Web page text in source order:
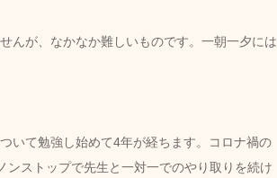
んが、なかなか難しいものです。一朝一夕には
いて勉強し始めて4年が経ちます。コロナ禍の
ストップで先生と一対一でのやり取りを続け